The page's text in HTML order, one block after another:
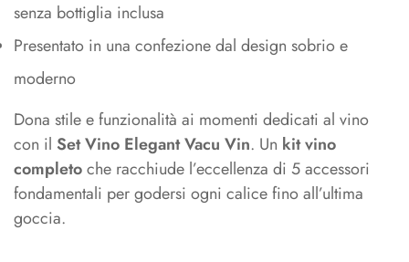
senza bottiglia inclusa
Presentato in una confezione dal design sobrio e
moderno
Dona stile e funzionalità ai momenti dedicati al vino
con il Set Vino Elegant Vacu Vin. Un kit vino
completoche racchiude l’eccellenza di 5 accessori
fondamentali per godersi ogni calice fino all’ultima
goccia.